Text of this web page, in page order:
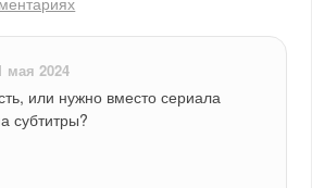
мая 2024
или нужно вместо сериала
субтитры?